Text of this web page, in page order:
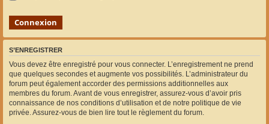
S’ENREGISTRER
Vous devez être enregistré pour vous connecter. L’enregistrement ne prend
que quelques secondes et augmente vos possibilités. L’administrateur du
forum peut également accorder des permissions additionnelles aux
membres du forum. Avant de vous enregistrer, assurez-vous d’avoir pris
connaissance de nos conditions d’utilisation et de notre politique de vie
privée. Assurez-vous de bien lire tout le règlement du forum.